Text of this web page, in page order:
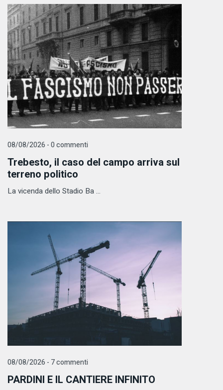
08/08/2026 - 0 commenti
Trebesto, il caso del campo arriva sul
terreno politico
La vicenda dello Stadio Ba ...
08/08/2026 - 7 commenti
PARDINI E IL CANTIERE INFINITO